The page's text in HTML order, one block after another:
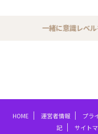
一緒に意識レベルを
HOME 運営者情報
プラ
記
サイト